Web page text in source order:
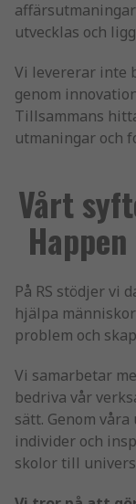
utvecklas och
Vi levererar inte
genom
Tillsammans
utmaningar och
Vårt
På RS stödjer vi
hjälpa
problem och
Vi samarbetar
bedriva vår
sätt. Genom
individer och
skolor till